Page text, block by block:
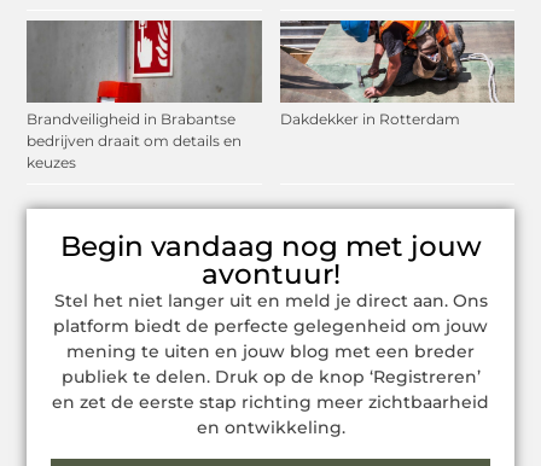
Brandveiligheid in Brabantse
bedrijven draait om details en
keuzes
Dakdekker in Rotterdam
Begin vandaag nog met jouw
avontuur!
Stel het niet langer uit en meld je direct aan. Ons
platform biedt de perfecte gelegenheid om jouw
mening te uiten en jouw blog met een breder
publiek te delen. Druk op de knop ‘Registreren’
en zet de eerste stap richting meer zichtbaarheid
en ontwikkeling.